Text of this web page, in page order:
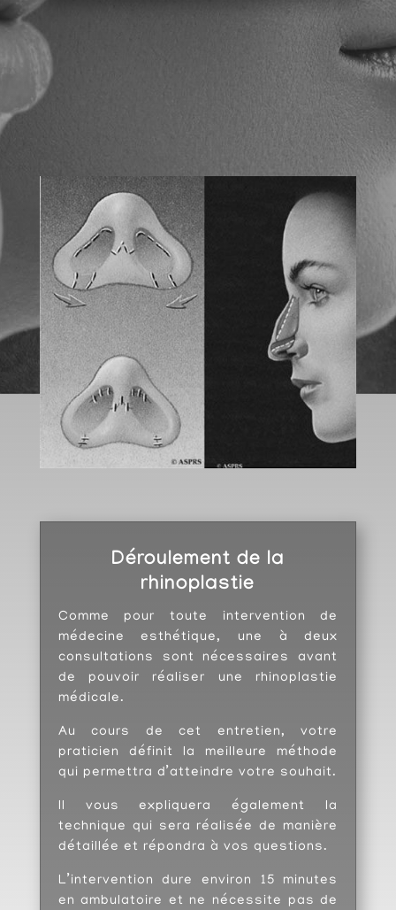
Déroulement de la
rhinoplastie
Comme pour toute intervention de
médecine esthétique, une à deux
consultations sont nécessaires avant
de pouvoir réaliser une rhinoplastie
médicale.
Au cours de cet entretien, votre
praticien définit la meilleure méthode
qui permettra d’atteindre votre souhait.
Il vous expliquera également la
technique qui sera réalisée de manière
détaillée et répondra à vos questions.
L’intervention dure environ 15 minutes
en ambulatoire et ne nécessite pas de